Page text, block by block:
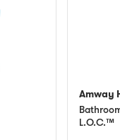
Amway
L.O.C.™